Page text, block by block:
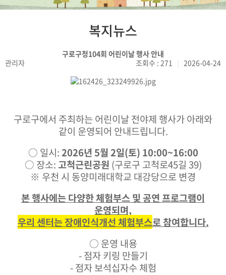
복지뉴스
구로구청104회 어린이날 행사 안내
관리자
조회수 : 271 2026-04-24
구로구에서 주최하는 어린이날 전야제 행사가 아래와
같이 운영되어 안내드립니다.
○ 일시:2026년 5월 2일(토) 10:00~16:00
○ 장소:고척근린공원 (구로구 고척로45길 39)
※ 우천 시 동양미래대학교 대강당으로 변경
본 행사에는 다양한 체험부스 및 공연 프로그램이
운영되며,
우리 센터는 장애인식개선 체험부스로 참여합니다.
○ 운영 내용
- 점자 키링 만들기
- 점자 보석십자수 체험